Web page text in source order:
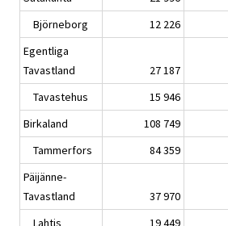
Björneborg
12 226
Egentliga
Tavastland
27 187
Tavastehus
15 946
Birkaland
108 749
Tammerfors
84 359
Päijänne-
Tavastland
37 970
Lahtis
19 449